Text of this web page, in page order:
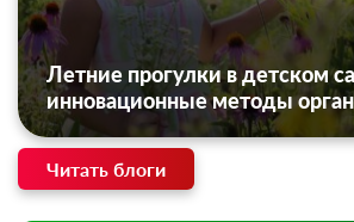
Летние прогулки в детском
инновационные методы
Читать блоги